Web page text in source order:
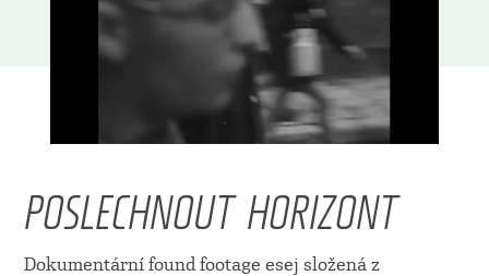
POSLECHNOUT HORIZONT
Dokumentární found footage esej složená z